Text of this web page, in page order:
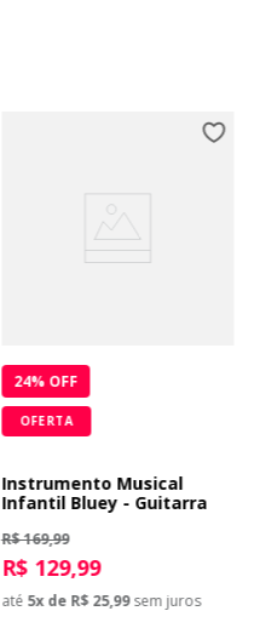
24% OFF
OFERTA
Instrumento Musical
Infantil Bluey - Guitarra
R$ 169,99
R$ 129,99
até 5x de R$ 25,99 sem juros